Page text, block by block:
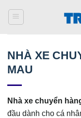
qua
NHÀ XE
MAU
Nhà xe chuyển
đầu dành cho cá